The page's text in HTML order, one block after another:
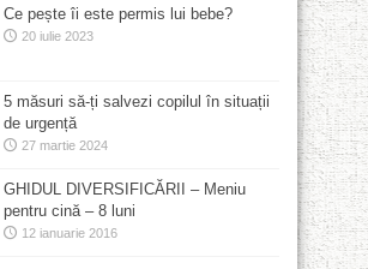
Ce pește îi este permis lui bebe?
20 iulie 2023
5 măsuri să-ți salvezi copilul în situații
de urgență
27 martie 2024
GHIDUL DIVERSIFICĂRII – Meniu
pentru cină – 8 luni
12 ianuarie 2016